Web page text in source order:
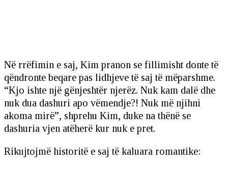
Në rrëfimin e saj, Kim pranon se fillimisht donte të
qëndronte beqare pas lidhjeve të saj të mëparshme.
“Kjo ishte një gënjeshtër njerëz. Nuk kam dalë dhe
nuk dua dashuri apo vëmendje?! Nuk më njihni
akoma mirë”, shprehu Kim, duke na thënë se
dashuria vjen atëherë kur nuk e pret.
Rikujtojmë historitë e saj të kaluara romantike: